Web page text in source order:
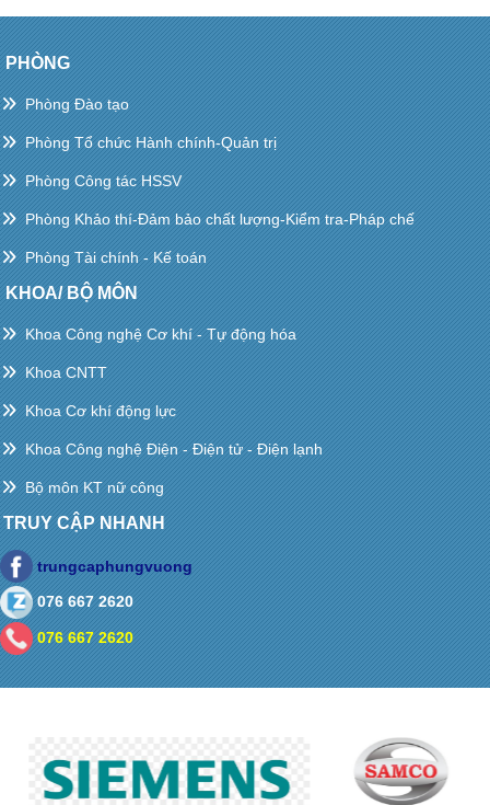
PHÒNG
Phòng Đào tạo
Phòng Tổ chức Hành chính-Quản trị
Phòng Công tác HSSV
Phòng Khảo thí-Đảm bảo chất lượng-Kiểm tra-Pháp chế
Phòng Tài chính - Kế toán
KHOA/ BỘ MÔN
Khoa Công nghệ Cơ khí - Tự động hóa
Khoa CNTT
Khoa Cơ khí động lực
Khoa Công nghệ Điện - Điện tử - Điện lạnh
Bộ môn KT nữ công
TRUY CẬP NHANH
trungcaphungvuong
076 667 2620
076 667 2620